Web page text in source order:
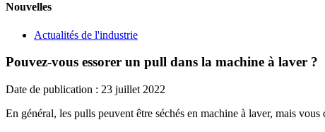
Nouvelles
Actualités de l'industrie
Pouvez-vous essorer un pull dans la machine à laver ?
Date de publication : 23 juillet 2022
En général, les pulls peuvent être séchés en machine à laver, mais